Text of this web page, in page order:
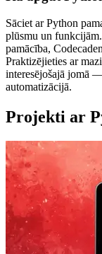
Sāciet ar Python
plūsmu un
pamācība,
Praktizējieties ar
interesējošajā jomā
automatizācijā.
Projekti ar